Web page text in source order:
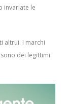
invariate le
altrui. I marchi
dei legittimi